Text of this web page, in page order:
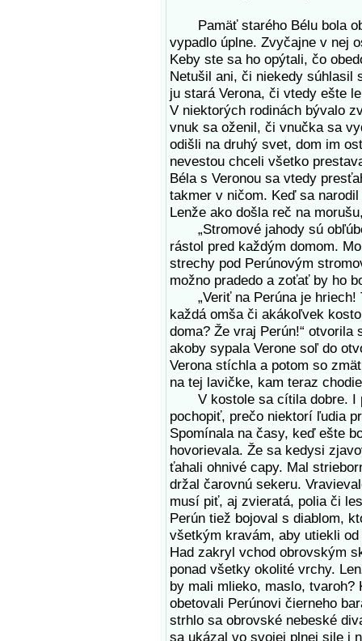
Pamäť starého Bélu bola
vypadlo úplne. Zvyčajne v nej
Keby ste sa ho opýtali, čo
Netušil ani, či niekedy
ju stará Verona, či vtedy ešte
V niektorých rodinách bývalo
vnuk sa oženil, či vnučka sa
odišli na druhý svet, dom im
nevestou chceli všetko
Béla s Veronou sa vtedy
takmer v ničom. Keď sa
Lenže ako došla reč na
„Stromové jahody sú
rástol pred každým domom.
strechy pod Perúnovým
možno pradedo a zoťať by ho
„Veriť na Perúna je hriech!
každá omša či akákoľvek
doma? Že vraj Perún!“
akoby sypala Verone soľ do
Verona stíchla a potom so
na tej lavičke, kam teraz
V kostole sa cítila dobre. I
pochopiť, prečo niektorí ľudia
Spomínala na časy, keď ešte
hovorievala. Že sa kedysi
ťahali ohnivé capy. Mal
držal čarovnú sekeru.
musí piť, aj zvieratá, polia či
Perún tiež bojoval s diablom,
všetkým kravám, aby utiekli
Had zakryl vchod obrovským
ponad všetky okolité vrchy.
by mali mlieko, maslo,
obetovali Perúnovi čierneho
strhlo sa obrovské nebeské
sa ukázal vo svojej plnej sile i